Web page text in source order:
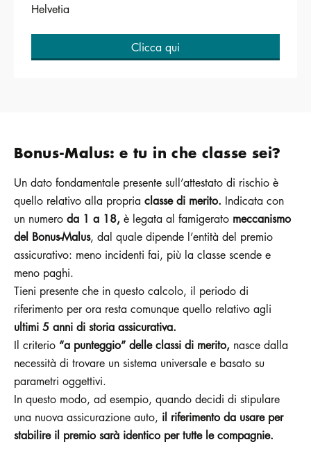
Helvetia
Clicca qui
Bonus-Malus: e tu in che classe sei?
Un dato fondamentale presente sull’attestato di rischio è
quello relativo alla propria classe di merito. Indicata con
un numero da 1 a 18, è legata al famigerato meccanismo
del Bonus-Malus, dal quale dipende l’entità del premio
assicurativo: meno incidenti fai, più la classe scende e
meno paghi.
Tieni presente che in questo calcolo, il periodo di
riferimento per ora resta comunque quello relativo agli
ultimi 5 anni di storia assicurativa.
Il criterio “a punteggio” delle classi di merito, nasce dalla
necessità di trovare un sistema universale e basato su
parametri oggettivi.
In questo modo, ad esempio, quando decidi di stipulare
una nuova assicurazione auto, il riferimento da usare per
stabilire il premio sarà identico per tutte le compagnie.